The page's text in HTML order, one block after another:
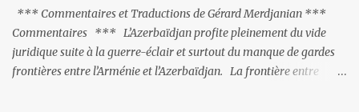
*** Commentaires et Traductions de Gérard Merdjanian ***
Commentaires *** L’Azerbaïdjan profite pleinement du vide
juridique suite à la guerre-éclair et surtout du manque de gardes
frontières entre l’Arménie et l’Azerbaïdjan. La frontière entre